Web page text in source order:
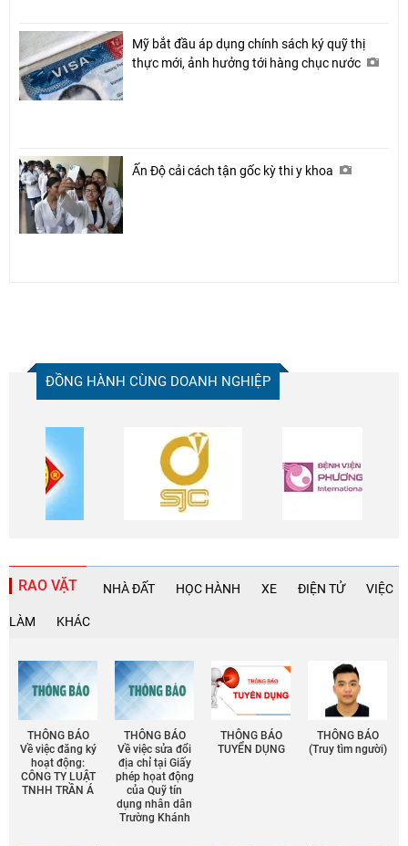
Mỹ bắt đầu áp dụng chính sách ký quỹ thị
thực mới, ảnh hưởng tới hàng chục nước
Ấn Độ cải cách tận gốc kỳ thi y khoa
ĐỒNG HÀNH CÙNG DOANH NGHIỆP
RAO VẶT NHÀ ĐẤT HỌC HÀNH XE ĐIỆN TỬ VIỆC
LÀM KHÁC
THÔNG BÁO
Về việc đăng ký
hoạt động:
CÔNG TY LUẬT
TNHH TRẦN Á
THÔNG BÁO
Về việc sửa đổi
địa chỉ tại Giấy
phép họat động
của Quỹ tín
dụng nhân dân
Trường Khánh
THÔNG BÁO
TUYỂN DỤNG
THÔNG BÁO
(Truy tìm người)